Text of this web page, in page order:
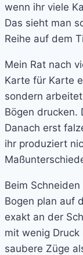
wenn ihr viele
Das sieht man
Reihe auf dem
Mein Rat nach
Karte für Karte
sondern
Bögen drucken.
Danach erst
ihr produziert
Beim
Bogen plan auf
exakt an der
mit wenig
saubere Züge